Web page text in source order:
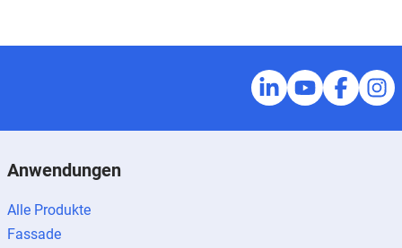
Anwendungen
Alle Produkte
Fassade